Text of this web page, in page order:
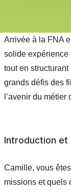
Arrivée à la FNA
solide expérience
tout en
grands défis des
l’avenir du
Introduction et
Camille, vous
missions et quels